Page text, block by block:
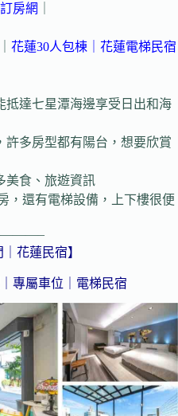
訂房網
花蓮30人包棟
花蓮電梯民宿
抵達七星潭海邊享受日出和海
許多房型都有陽台，想要欣賞
美食、旅遊資訊
，還有電梯設備，上下樓很便
花蓮民宿】
專屬車位｜電梯民宿